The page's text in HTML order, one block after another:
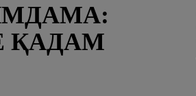
ҚАДАМ